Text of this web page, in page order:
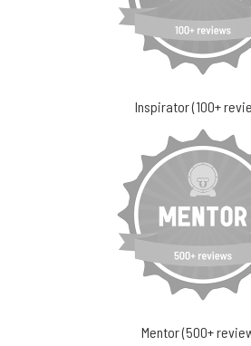
Inspirator (100+
Mentor (500+